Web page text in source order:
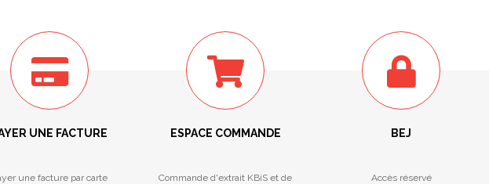
UNE FACTURE
une facture par carte
ESPACE COMMANDE
Commande d'extrait KBiS et de
BEJ
Accès réservé